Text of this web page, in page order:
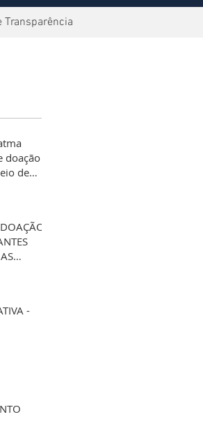
Transparência
doação
de
-